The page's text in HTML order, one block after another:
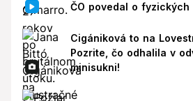
ČO povedal o fyzických
Cigániková to na
Pozrite, čo odhalila v
minisukni!